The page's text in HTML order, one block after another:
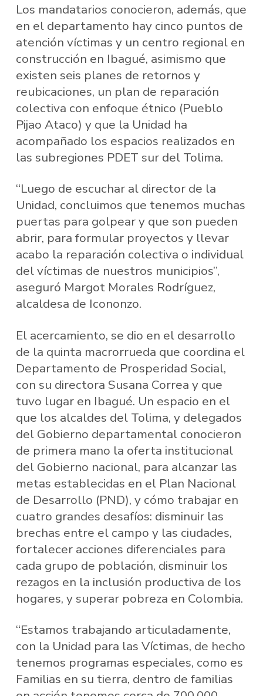
Los mandatarios conocieron, además, que
en el departamento hay cinco puntos de
atención víctimas y un centro regional en
construcción en Ibagué, asimismo que
existen seis planes de retornos y
reubicaciones, un plan de reparación
colectiva con enfoque étnico (Pueblo
Pijao Ataco) y que la Unidad ha
acompañado los espacios realizados en
las subregiones PDET sur del Tolima.
“Luego de escuchar al director de la
Unidad, concluimos que tenemos muchas
puertas para golpear y que son pueden
abrir, para formular proyectos y llevar
acabo la reparación colectiva o individual
del víctimas de nuestros municipios”,
aseguró Margot Morales Rodríguez,
alcaldesa de Icononzo.
El acercamiento, se dio en el desarrollo
de la quinta macrorrueda que coordina el
Departamento de Prosperidad Social,
con su directora Susana Correa y que
tuvo lugar en Ibagué. Un espacio en el
que los alcaldes del Tolima, y delegados
del Gobierno departamental conocieron
de primera mano la oferta institucional
del Gobierno nacional, para alcanzar las
metas establecidas en el Plan Nacional
de Desarrollo (PND), y cómo trabajar en
cuatro grandes desafíos: disminuir las
brechas entre el campo y las ciudades,
fortalecer acciones diferenciales para
cada grupo de población, disminuir los
rezagos en la inclusión productiva de los
hogares, y superar pobreza en Colombia.
“Estamos trabajando articuladamente,
con la Unidad para las Víctimas, de hecho
tenemos programas especiales, como es
Familias en su tierra, dentro de familias